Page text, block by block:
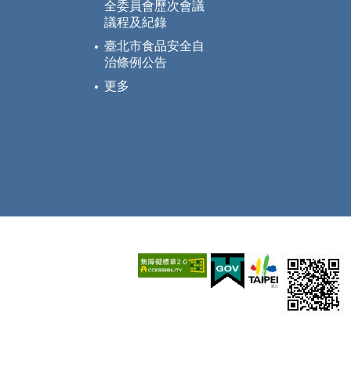
全委員會歷次會議
議程及紀錄
臺北市食品安全自
治條例公告
更多